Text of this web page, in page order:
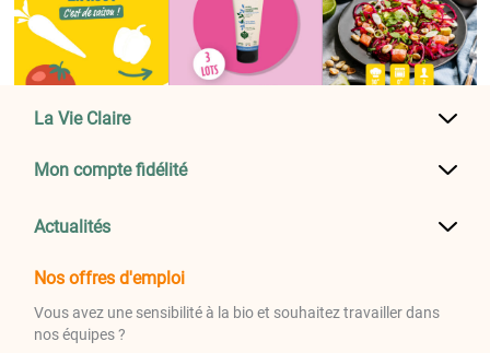
La Vie Claire
Mon compte fidélité
Actualités
Nos offres d'emploi
Vous avez une sensibilité à la bio et souhaitez travailler dans
nos équipes ?